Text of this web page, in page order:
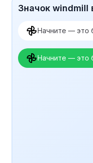
Значок windmill
Начните — это
Начните — это